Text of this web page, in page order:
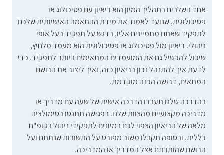
אחד השלבים בתהליך המיון הוא ריאיון עם פסיכולוג או
פסיכולוגית, שנועד לאמוד את מידת ההתאמה האישיותית שלכם
לתפקיד שאתם מתמיינים אליו, בדגש על תפקיד בעל אופי
ניהולי. ריאיון מול פסיכולוג או פסיכולוגית הוא מעמד מלחיץ,
שיכול להכשיל גם את המועמדים המתאימים ביותר לתפקיד. כדי
לדעת איך להתנהל נכון בריאיון כזה, ואיך ליצור את הרושם
המתאים, דרושה הכנה מוקדמת.
בהדרכה שלנו תעברו הדרכה אישית של שעה עם מדריך או
מדריכה מקצועיים מהצוות שלנו. בפגישה תתנסו בסימולציה
מלאה של הריאיון הצפוי לכם במיונים לתפקידי ניהול בקופ"ח
כללית, ובסופה תקבלו משוב מפורט על התשובות שנתתם ועל
הרושם שהותרתם אצל המדריך או המדריכה.